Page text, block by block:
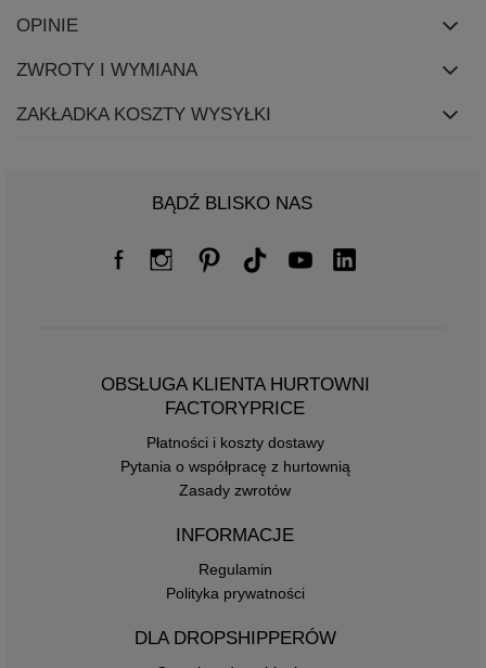
OPINIE
ZWROTY I WYMIANA
ZAKŁADKA KOSZTY WYSYŁKI
BĄDŹ BLISKO NAS
OBSŁUGA KLIENTA HURTOWNI
FACTORYPRICE
Płatności i koszty dostawy
Pytania o współpracę z hurtownią
Zasady zwrotów
INFORMACJE
Regulamin
Polityka prywatności
DLA DROPSHIPPERÓW